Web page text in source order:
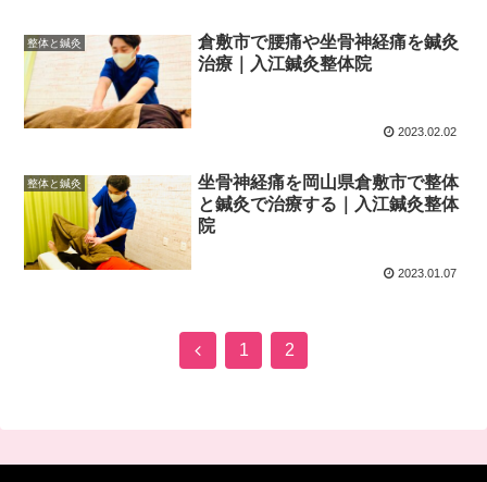
整体と鍼灸
倉敷市で腰痛や坐骨神経痛を鍼灸
治療｜入江鍼灸整体院
2023.02.02
整体と鍼灸
坐骨神経痛を岡山県倉敷市で整体
と鍼灸で治療する｜入江鍼灸整体
院
2023.01.07
前
1 2